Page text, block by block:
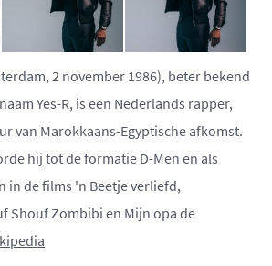
2 november 1986), beter bekend
Yes-R, is een Nederlands rapper,
van Marokkaans-Egyptische afkomst.
hij tot de formatie D-Men en als
in de films 'n Beetje verliefd,
Shouf Zombibi en Mijn opa de